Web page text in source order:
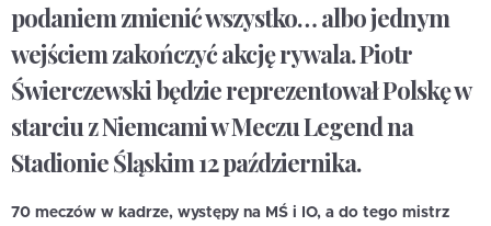
podaniem zmienić wszystko… albo jednym
wejściem zakończyć akcję rywala. Piotr
Świerczewski będzie reprezentował Polskę w
starciu z Niemcami w Meczu Legend na
Stadionie Śląskim 12 października.
70 meczów w kadrze, występy na MŚ i IO, a do tego mistrz